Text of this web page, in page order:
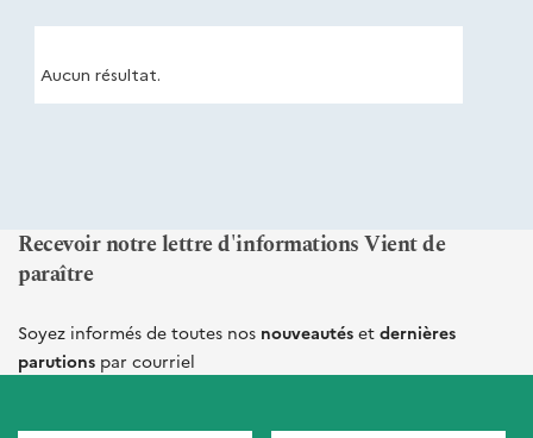
Nouveautés
Cerema
Recevoir notre lettre d'informations Vient de
paraître
Soyez informés de toutes nos nouveautés et dernières
parutions par courriel